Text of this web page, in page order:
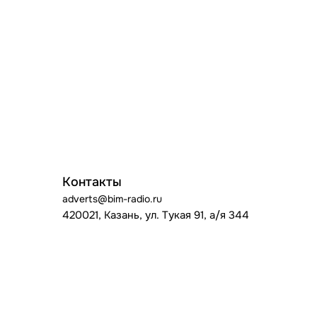
Контакты
adverts@bim-radio.ru
420021, Казань, ул. Тукая 91, а/я 344